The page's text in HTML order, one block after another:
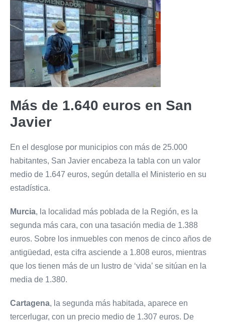
Más de 1.640 euros en San
Javier
En el desglose por municipios con más de 25.000
habitantes, San Javier encabeza la tabla con un valor
medio de 1.647 euros, según detalla el Ministerio en su
estadística.
Murcia, la localidad más poblada de la Región, es la
segunda más cara, con una tasación media de 1.388
euros. Sobre los inmuebles con menos de cinco años de
antigüedad, esta cifra asciende a 1.808 euros, mientras
que los tienen más de un lustro de ‘vida’ se sitúan en la
media de 1.380.
Cartagena, la segunda más habitada, aparece en
tercerlugar, con un precio medio de 1.307 euros. De